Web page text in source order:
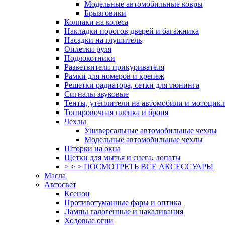
Модельные автомобильные ковры
Брызговики
Колпаки на колеса
Накладки порогов дверей и багажника
Насадки на глушитель
Оплетки руля
Подлокотники
Разветвители прикуривателя
Рамки для номеров и крепеж
Решетки радиатора, сетки для тюнинга
Сигналы звуковые
Тенты, утеплители на автомобили и
Тонировочная пленка и броня
Чехлы
Универсальные автомобильные чехлы
Модельные автомобильные чехлы
Шторки на окна
Щетки для мытья и снега, лопаты
> > > ПОСМОТРЕТЬ ВСЕ АКСЕССУАРЫ
Масла
Автосвет
Ксенон
Противотуманные фары и оптика
Лампы галогенные и накаливания
Ходовые огни